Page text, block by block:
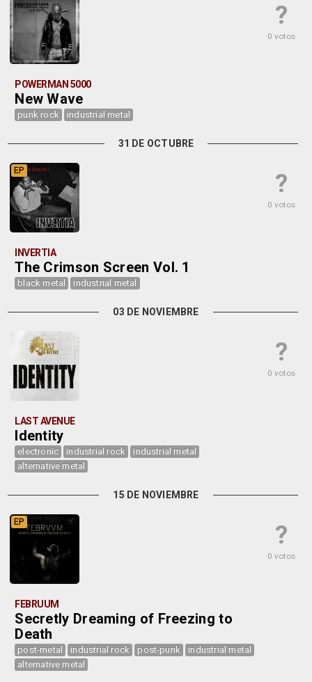
?
0 votos
POWERMAN 5000
New Wave
punk rock industrial metal
31 DE OCTUBRE
?
0 votos
EP
INVERTIA
The Crimson Screen Vol. 1
black metal industrial metal
03 DE NOVIEMBRE
?
0 votos
LAST AVENUE
Identity
electronic industrial rock
industrial metal
alternative metal
15 DE NOVIEMBRE
?
0 votos
EP
FEBRUUM
Secretly Dreaming of Freezing to
Death
post-metal industrial rock post-punk
industrial metal
alternative metal